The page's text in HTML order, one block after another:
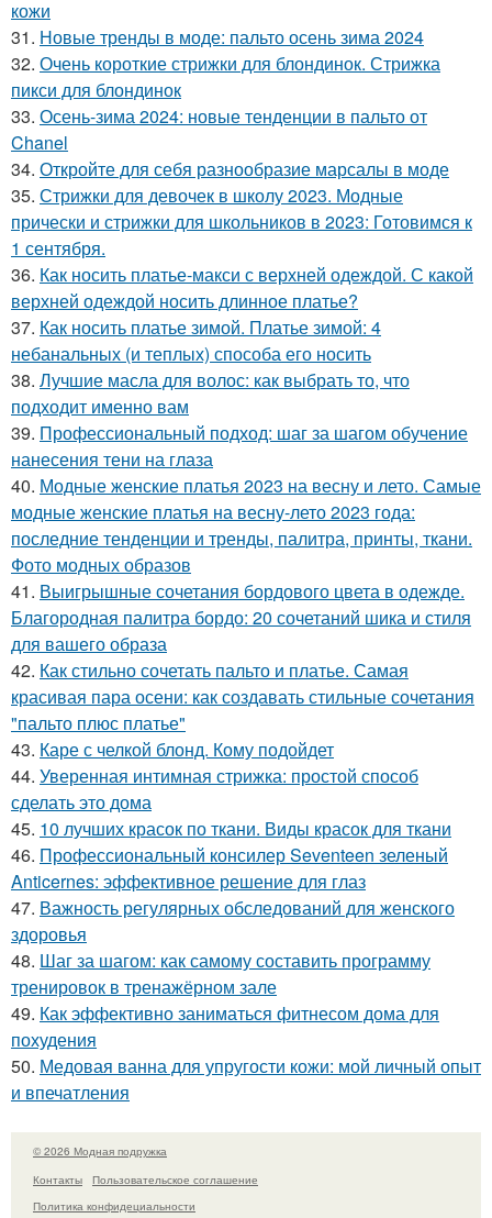
кожи
31. Новые тренды в моде: пальто осень зима 2024
32. Очень короткие стрижки для блондинок. Стрижка
пикси для блондинок
33. Осень-зима 2024: новые тенденции в пальто от
Chanel
34. Откройте для себя разнообразие марсалы в моде
35. Стрижки для девочек в школу 2023. Модные
прически и стрижки для школьников в 2023: Готовимся к
1 сентября.
36. Как носить платье-макси с верхней одеждой. С какой
верхней одеждой носить длинное платье?
37. Как носить платье зимой. Платье зимой: 4
небанальных (и теплых) способа его носить
38. Лучшие масла для волос: как выбрать то, что
подходит именно вам
39. Профессиональный подход: шаг за шагом обучение
нанесения тени на глаза
40. Модные женские платья 2023 на весну и лето. Самые
модные женские платья на весну-лето 2023 года:
последние тенденции и тренды, палитра, принты, ткани.
Фото модных образов
41. Выигрышные сочетания бордового цвета в одежде.
Благородная палитра бордо: 20 сочетаний шика и стиля
для вашего образа
42. Как стильно сочетать пальто и платье. Самая
красивая пара осени: как создавать стильные сочетания
"пальто плюс платье"
43. Каре с челкой блонд. Кому подойдет
44. Уверенная интимная стрижка: простой способ
сделать это дома
45. 10 лучших красок по ткани. Виды красок для ткани
46. Профессиональный консилер Seventeen зеленый
Anticernes: эффективное решение для глаз
47. Важность регулярных обследований для женского
здоровья
48. Шаг за шагом: как самому составить программу
тренировок в тренажёрном зале
49. Как эффективно заниматься фитнесом дома для
похудения
50. Медовая ванна для упругости кожи: мой личный опыт
и впечатления
© 2026 Модная подружка
Контакты
Пользовательское соглашение
Политика конфидециальности